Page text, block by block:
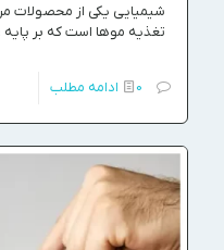
شیمیایی یکی از محصولات
تغذیه موها است که بر
0 ادامه مطلب